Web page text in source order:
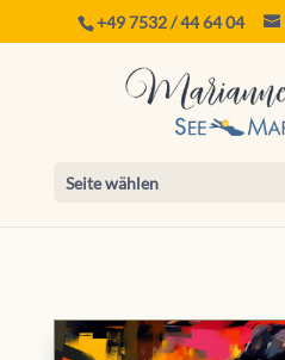
+49 7532 / 44 64 04
Seite wählen